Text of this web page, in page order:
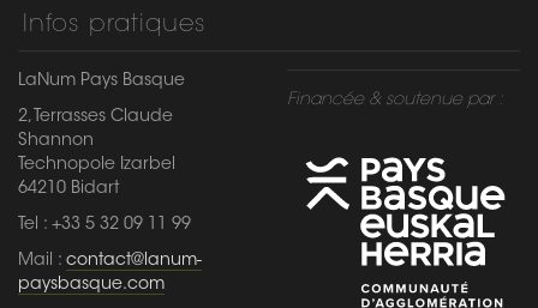
Infos pratiques
LaNum Pays Basque
2, Terrasses Claude
Shannon
Technopole Izarbel
64210 Bidart
Tel : +33 5 32 09 11 99
Mail : contact@lanum-
paysbasque.com
Financée & soutenue par :